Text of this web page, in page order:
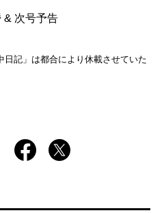
& 次号予告
記」は都合により休載させていた